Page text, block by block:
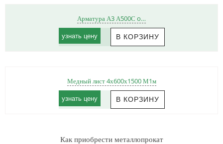
Арматура А3 А500С o…
узнать цену
Медный лист 4х600х1500 М1м
узнать цену
Как приобрести металлопрокат